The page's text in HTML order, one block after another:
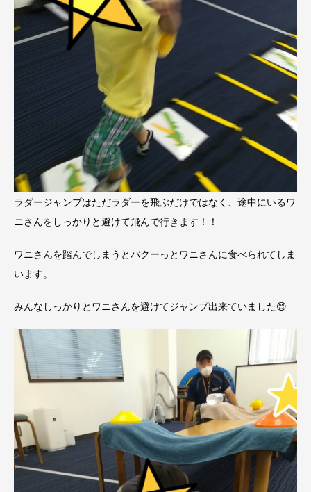
ラダージャンプはただラダーを飛ぶだけではなく、途中にいるワ
ニさんをしっかりと避けて飛んで行きます！！
ワニさんを踏んでしまうとバクーっとワニさんに食べられてしま
います。
みんなしっかりとワニさんを避けてジャンプ出来ていました😊